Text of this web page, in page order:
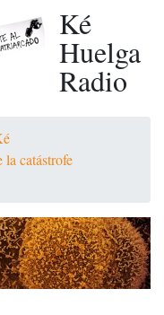
Ké
Huelga
Radio
la catástrofe